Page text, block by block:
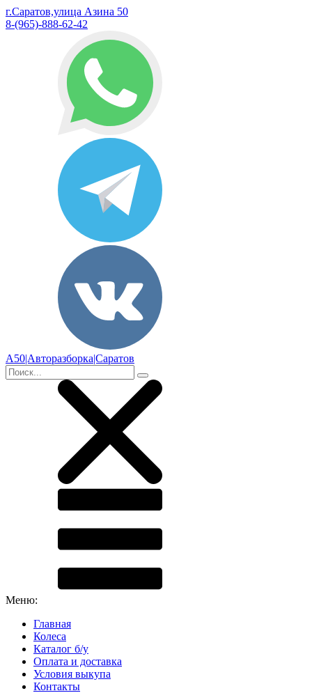
г.Саратов,улица Азина 50
8-(965)-888-62-42
А50|Авторазборка|Саратов
Меню:
Главная
Колеса
Каталог б/у
Оплата и доставка
Условия выкупа
Контакты